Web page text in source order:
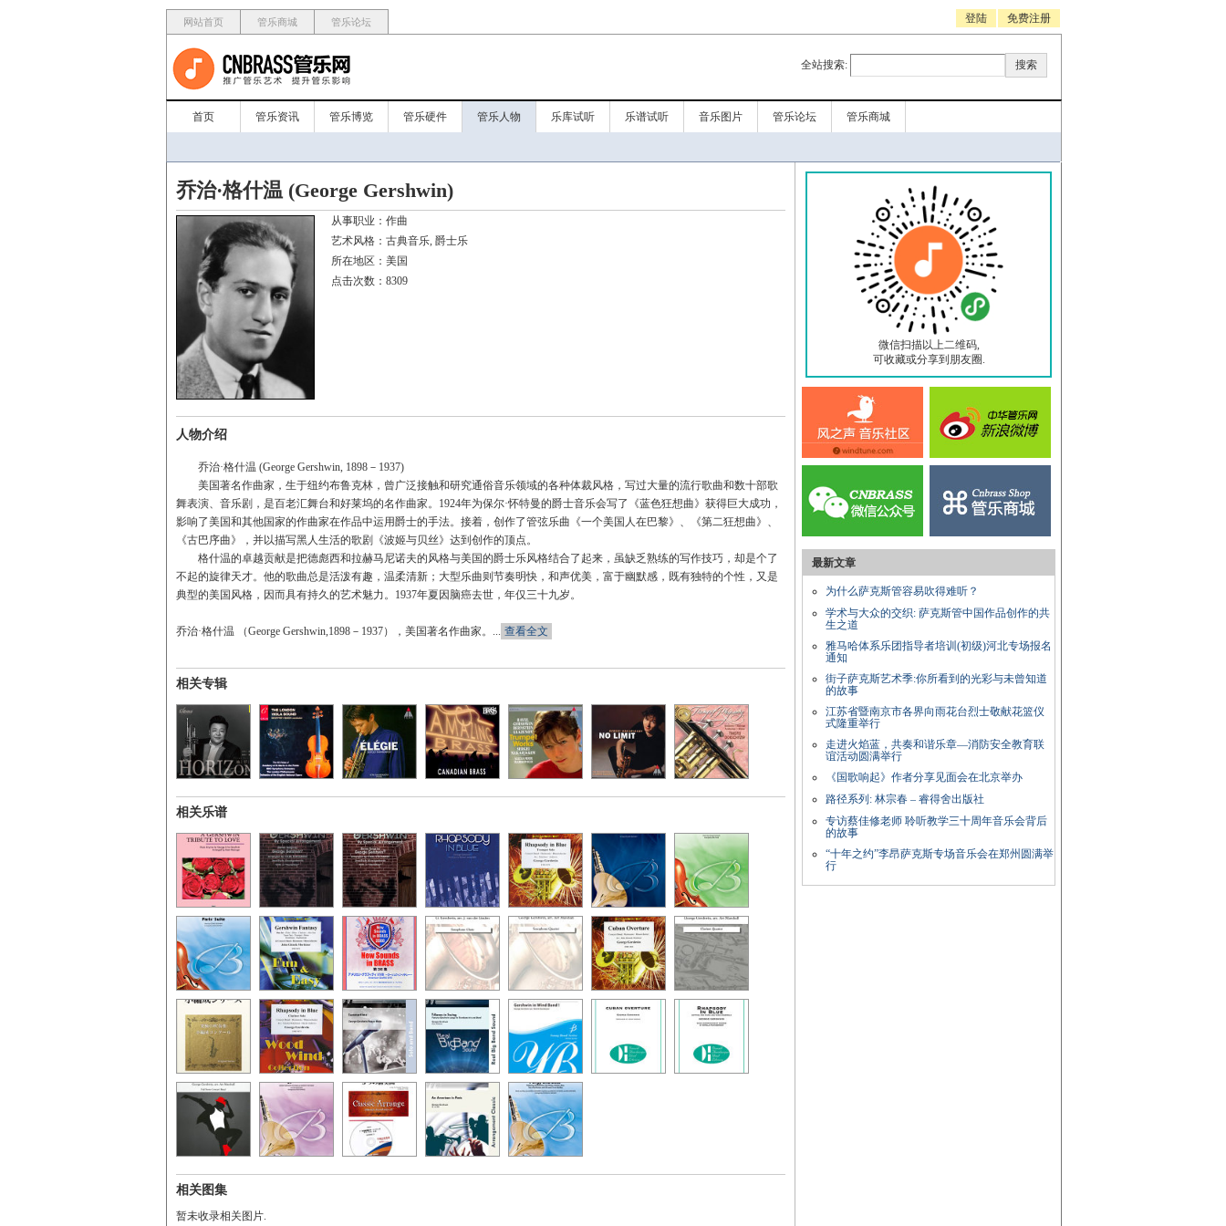
网站首页 管乐商城 管乐论坛 登陆 免费注册
全站搜索:
首页 管乐资讯 管乐博览 管乐硬件 管乐人物 乐库试听 乐谱试听 音乐图片 管乐论坛 管乐商城
乔治·格什温 (George Gershwin)
从事职业：
艺术风格：
所在地区：
点击次数：8309
人物介绍
乔治·格什温 (George Gershwin, 1898－1937)
美国著名作曲家，生于纽约布鲁克林，曾广泛接触和研究通俗音乐领域的各种体裁风格，写过大量的流行歌曲和数十部歌
舞表演、音乐剧，是百老汇舞台和好莱坞的名作曲家。1924年为保尔·怀特曼的爵士音乐会写了《蓝色狂想曲》获得巨大成功，
影响了美国和其他国家的作曲家在作品中运用爵士的手法。接着，创作了管弦乐曲《一个美国人在巴黎》、《第二狂想曲》、
《古巴序曲》，并以描写黑人生活的歌剧《波姬与贝丝》达到创作的顶点。
格什温的卓越贡献是把德彪西和拉赫马尼诺夫的风格与美国的爵士乐风格结合了起来，虽缺乏熟练的写作技巧，却是个了
不起的旋律天才。他的歌曲总是活泼有趣，温柔清新；大型乐曲则节奏明快，和声优美，富于幽默感，既有独特的个性，又是
典型的美国风格，因而具有持久的艺术魅力。1937年夏因脑癌去世，年仅三十九岁。
乔治·格什温 （George Gershwin,1898－1937），美国著名作曲家。... 查看全文
相关专辑
相关乐谱
相关图集
暂未收录相关图片.
微信扫描以上二维码,
可收藏或分享到朋友圈.
最新文章
为什么萨克斯管容易吹得难听？
学术与大众的交织: 萨克斯管中国作品创作的共
生之道
雅马哈体系乐团指导者培训(初级)河北专场报名
通知
街子萨克斯艺术季:你所看到的光彩与未曾知道
的故事
江苏省暨南京市各界向雨花台烈士敬献花篮仪
式隆重举行
走进火焰蓝，共奏和谐乐章—消防安全教育联
谊活动圆满举行
《国歌响起》作者分享见面会在北京举办
路径系列: 林宗春 – 睿得舍出版社
专访蔡佳修老师 聆听教学三十周年音乐会背后
的故事
“十年之约”李昂萨克斯专场音乐会在郑州圆满举
行